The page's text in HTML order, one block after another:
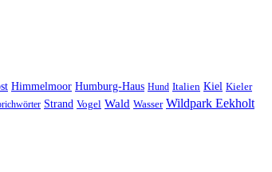
Himmelmoor Humburg-Haus Hund Italien Kiel Kieler
Strand Vogel Wald Wasser Wildpark Eekholt